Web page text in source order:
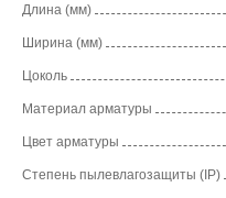
Длина (мм)
Ширина (мм)
Цоколь
Материал арматуры
Цвет арматуры
Степень пылевлагозащиты (IP)